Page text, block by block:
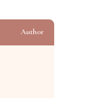
Author